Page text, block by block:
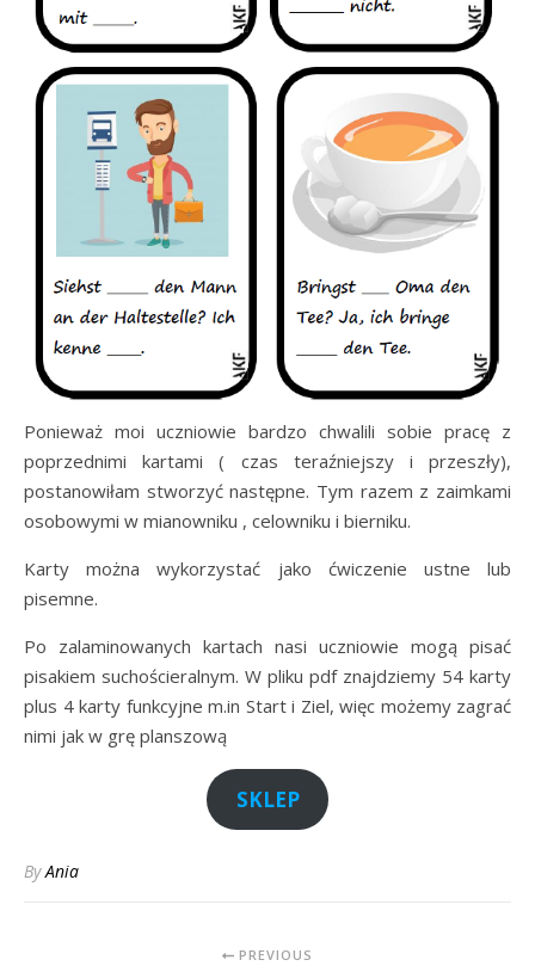
Ponieważ moi uczniowie bardzo chwalili sobie pracę z
poprzednimi kartami ( czas teraźniejszy i przeszły),
postanowiłam stworzyć następne. Tym razem z zaimkami
osobowymi w mianowniku , celowniku i bierniku.
Karty można wykorzystać jako ćwiczenie ustne lub
pisemne.
Po zalaminowanych kartach nasi uczniowie mogą pisać
pisakiem suchościeralnym. W pliku pdf znajdziemy 54 karty
plus 4 karty funkcyjne m.in Start i Ziel, więc możemy zagrać
nimi jak w grę planszową
SKLEP
ByAnia
PREVIOUS